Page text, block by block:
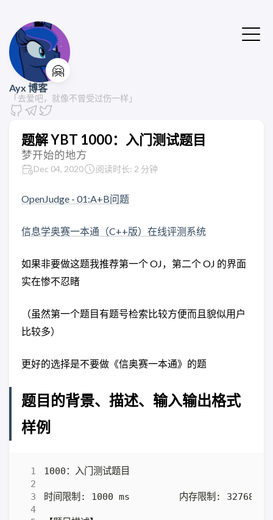
🤗
Ayx 博客
「去爱吧，就像不曾受过伤一样」
题解 YBT 1000：入门测试题目
梦开始的地方
Dec 04, 2020 阅读时长: 2 分钟
OpenJudge - 01:A+B问题
信息学奥赛一本通（C++版）在线评测系统
如果非要做这题我推荐第一个 OJ，第二个 OJ 的界面
实在惨不忍睹
（虽然第一个题目有题号检索比较方便而且貌似用户
比较多）
更好的选择是不要做《信奥赛一本通》的题
题目的背景、描述、输入输出格式
样例